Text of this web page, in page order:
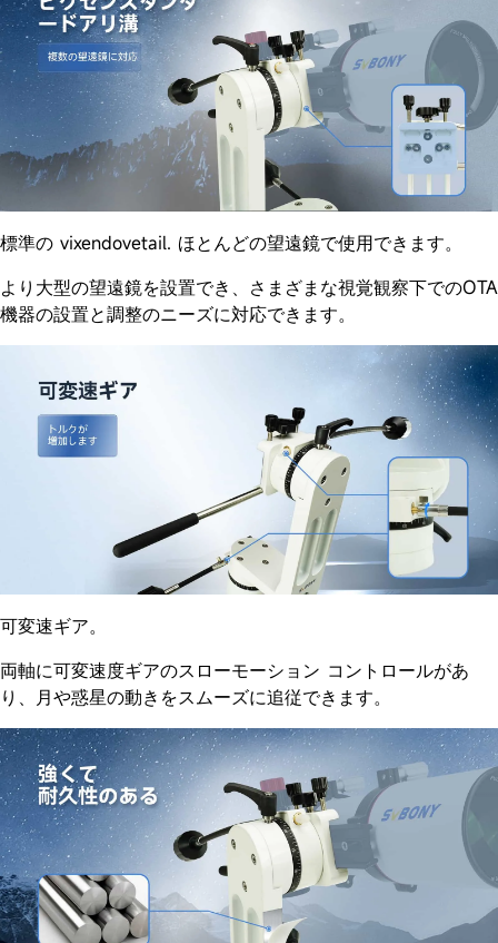
標準の vixendovetail. ほとんどの望遠鏡で使用できます。
より大型の望遠鏡を設置でき、さまざまな視覚観察下でのOTA
機器の設置と調整のニーズに対応できます。
可変速ギア。
両軸に可変速度ギアのスローモーション コントロールがあ
り、月や惑星の動きをスムーズに追従できます。